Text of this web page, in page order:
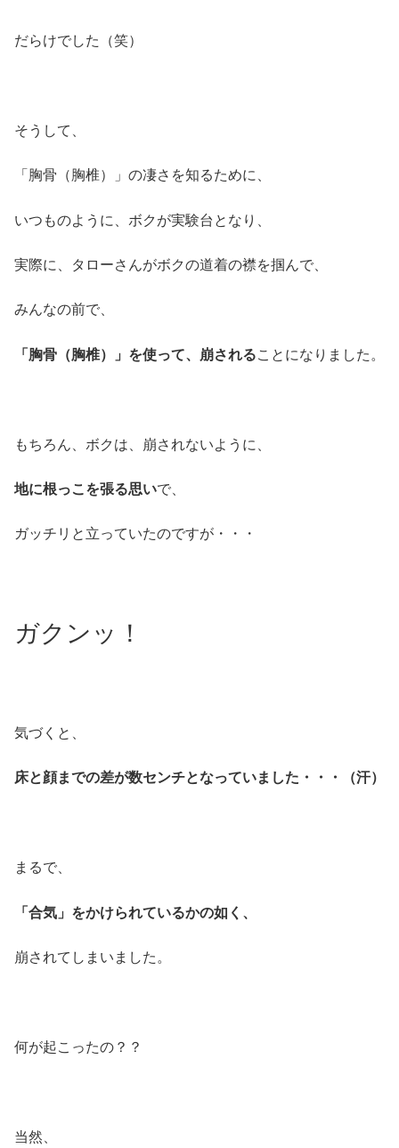
だらけでした（笑）
そうして、
「胸骨（胸椎）」の凄さを知るために、
いつものように、ボクが実験台となり、
実際に、タローさんがボクの道着の襟を掴んで、
みんなの前で、
「胸骨（胸椎）」を使って、崩されることになりました。
もちろん、ボクは、崩されないように、
地に根っこを張る思いで、
ガッチリと立っていたのですが・・・
ガクンッ！
気づくと、
床と顔までの差が数センチとなっていました・・・（汗）
まるで、
「合気」をかけられているかの如く、
崩されてしまいました。
何が起こったの？？
当然、